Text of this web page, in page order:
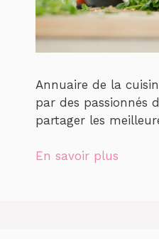
Annuaire de la
par des passionnés
partager les
En savoir plus